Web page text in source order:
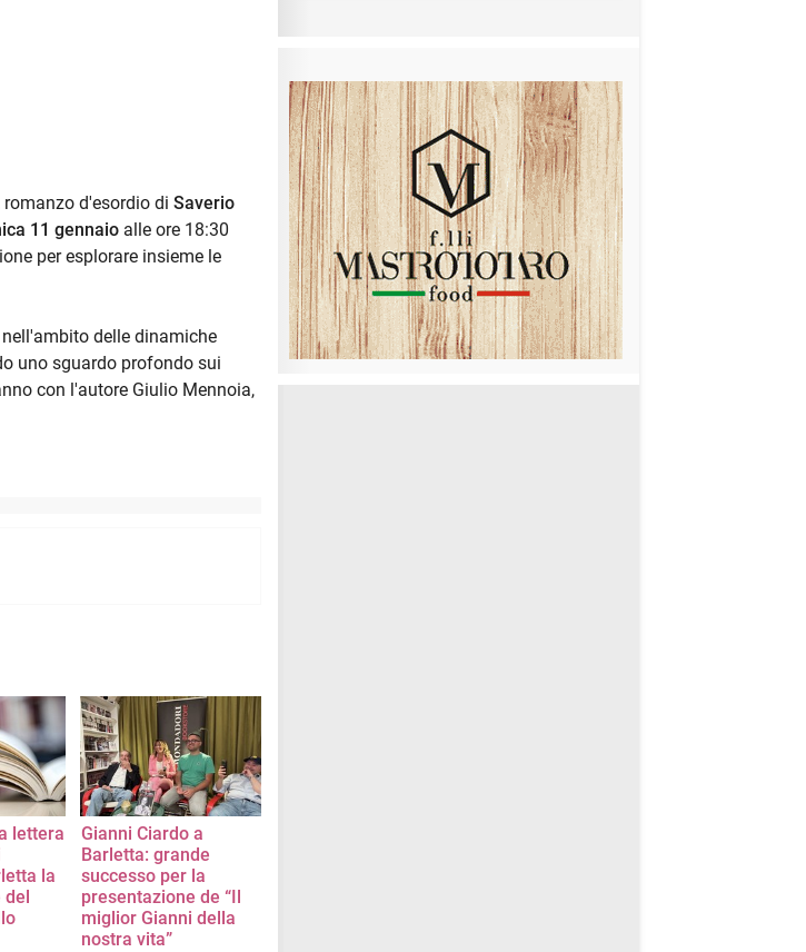
romanzo d'esordio di Saverio
11 gennaioalle ore 18:30
per esplorare insieme le
delle dinamiche
uno sguardo profondo sui
con l'autore Giulio Mennoia,
lettera
la
Gianni Ciardo a
Barletta: grande
successo per la
presentazione de “Il
miglior Gianni della
nostra vita”